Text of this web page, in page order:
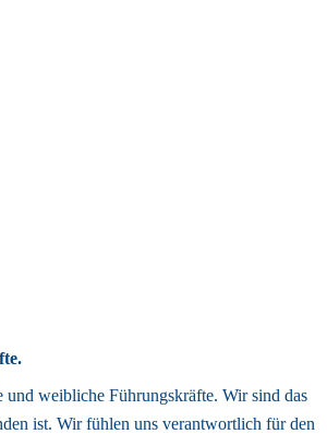
weibliche Führungskräfte. Wir sind das
ist. Wir fühlen uns verantwortlich für den